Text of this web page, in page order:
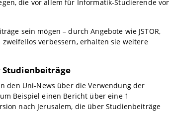
die vor allem für Informatik-Studierende
sein mögen – durch Angebote wie JSTOR,
verbessern, erhalten sie weitere
Studienbeiträge
den Uni-News über die Verwendung der
Beispiel einen Bericht über eine 1
nach Jerusalem, die über Studienbeiträge